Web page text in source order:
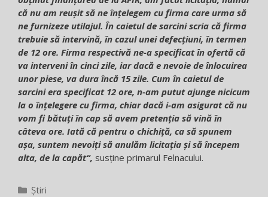
că nu am reușit să ne înțelegem cu firma care urma să
ne furnizeze utilajul. În caietul de sarcini scria că firma
trebuie să intervină, în cazul unei defecțiuni, în termen
de 12 ore. Firma respectivă ne-a specificat în ofertă că
va interveni în cinci zile, iar dacă e nevoie de înlocuirea
unor piese, va dura încă 15 zile. Cum în caietul de
sarcini era specificat 12 ore, n-am putut ajunge nicicum
la o înțelegere cu firma, chiar dacă i-am asigurat că nu
vom fi bătuți în cap să avem pretenția să vină în
câteva ore. Iată că pentru o chichiță, ca să spunem
așa, suntem nevoiți să anulăm licitația și să începem
alta, de la capăt“, susține primarul Felnacului.
Categorii
Știri